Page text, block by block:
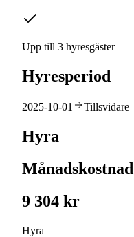
Upp till 3 hyresgäster
Hyresperiod
2025-10-01 Tillsvidare
Hyra
Månadskostnad
9 304 kr
Hyra